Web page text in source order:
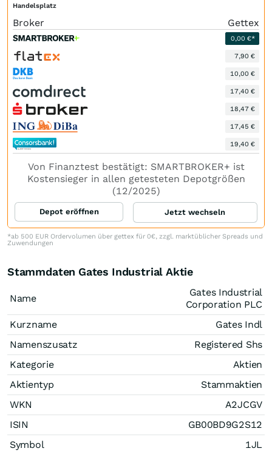
Handelsplatz
Broker Gettex
0,00 €*
7,90 €
10,00 €
17,40 €
18,47 €
17,45 €
19,40 €
Von Finanztest bestätigt: SMARTBROKER+ ist
Kostensieger in allen getesteten Depotgrößen
(12/2025)
Depot eröffnen Jetzt wechseln
*ab 500 EUR Ordervolumen über gettex für 0€, zzgl. marktüblicher Spreads und
Zuwendungen
Stammdaten Gates Industrial Aktie
Name
Gates Industrial
Corporation PLC
Kurzname
Gates Indl
Namenszusatz
Registered Shs
Kategorie
Aktien
Aktientyp
Stammaktien
WKN
A2JCGV
ISIN
GB00BD9G2S12
Symbol
1JL